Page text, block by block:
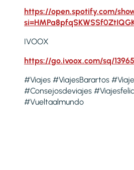
https://open.spotify.com/
IVOOX
https://go.ivoox.com/sq/13965
#Viajes #ViajesBarartos
#Consejosdeviajes
#Vueltaalmundo